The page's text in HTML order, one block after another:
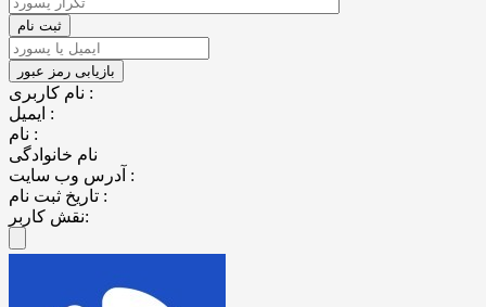
نام کاربری :
ایمیل :
نام :
نام خانوادگی
آدرس وب سایت :
تاریخ ثبت نام :
نقش کاربر: